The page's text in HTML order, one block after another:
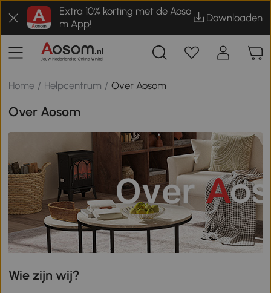
Extra 10% korting met de Aoso
m App!
Downloaden
Home / Helpcentrum / Over Aosom
Over Aosom
Wie zijn wij?